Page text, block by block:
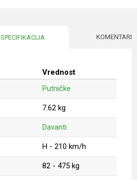
SPECIFIKACIJA KOMENTARI
Vrednost
Putničke
7.62 kg
Davanti
H - 210 km/h
82 - 475 kg